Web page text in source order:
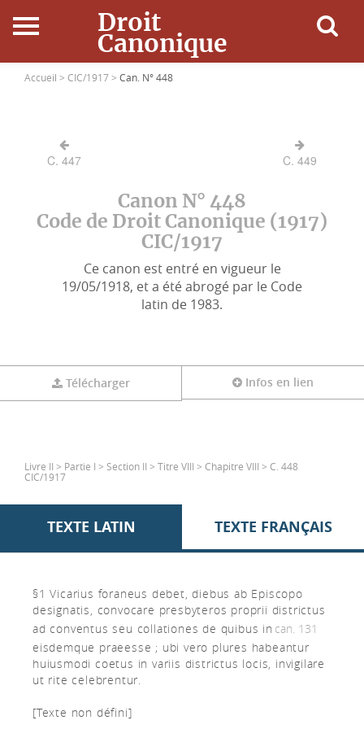
Droit
Canonique
Accueil
Ressources
Accueil > CIC/1917 > Can. N° 448
C. 447 C. 449
Canon N° 448
Code de Droit Canonique (1917)
CIC/1917
Ce canon est entré en vigueur le
19/05/1918, et a été abrogé par le Code
latin de 1983.
Télécharger Infos en lien
Livre II > Partie I > Section II > Titre VIII > Chapitre VIII > C. 448
CIC/1917
TEXTE LATIN TEXTE FRANÇAIS
§1 Vicarius foraneus debet, diebus ab Episcopo
designatis, convocare presbyteros proprii districtus
ad conventus seu collationes de quibus in can. 131
eisdemque praeesse ; ubi vero plures habeantur
huiusmodi coetus in variis districtus locis, invigilare
ut rite celebrentur.
[Texte non défini]